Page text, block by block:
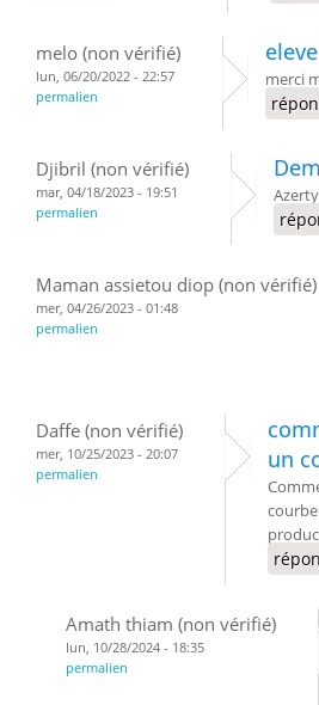
melo (non vérifié)
lun, 06/20/2022 - 22:57
permalien
eleve
merci
Djibril (non vérifié)
mar, 04/18/2023 - 19:51
permalien
Maman assietou diop (non vérifié)
mer, 04/26/2023 - 01:48
permalien
Daffe (non vérifié)
mer, 10/25/2023 - 20:07
permalien
un
Amath thiam (non vérifié)
lun, 10/28/2024 - 18:35
permalien